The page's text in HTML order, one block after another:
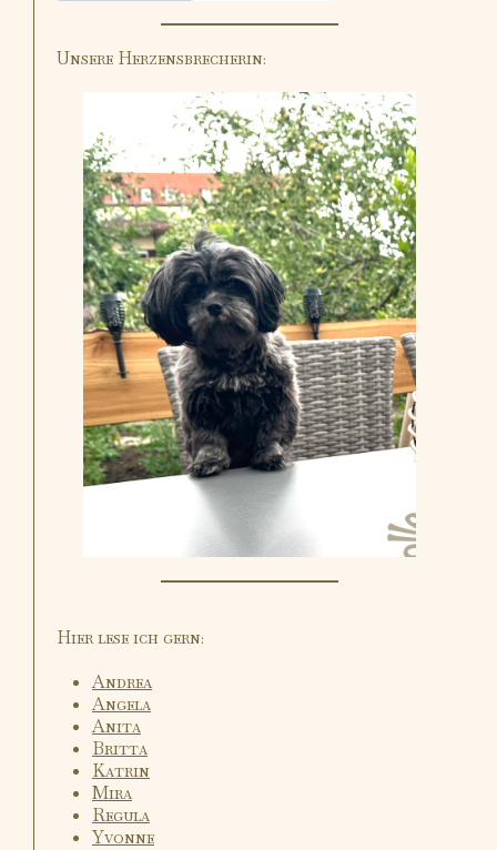
Unsere Herzensbrecherin:
Hier lese ich gern:
Andrea
Angela
Anita
Britta
Katrin
Mira
Regula
Yvonne